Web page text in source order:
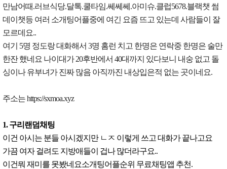
만남어때.러브식당.달톡.쿨타임.쎄쎄쎄.아미슈.클럽5678.블랙챗 썸
데이챗등 여러 소개팅어플중에 여긴 요즘 뜨고 있는데 사람들이 잘
모르데요..
여기 5명 정도랑 대화해서 3명 홈런 치고 한명은 연락중 한명은 술만
한잔 했네요 나이대가 20후반에서 40대까지 있다보니 내숭 없고 돌
싱이나 유부녀가 진짜 많음 아직까진 내상입은적 없는 곳이네요.
주소는 https://sxmoa.xyz
1. 구리랜덤채팅
이건 아시는 분들 아시겠지만 ㄴㅈ 이렇게 쓰고 대화가 끝나고요
가끔 여자 걸려도 지방애들이 겁나 많더라구요..
이건뭐 재미를 못봤네요소개팅어플순위 무료채팅앱 추천.